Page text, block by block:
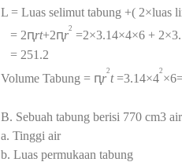
L = Luas selimut tabung +( 2×luas
= 2ԥrt+2ԥr
2
=2×3.14×4×6 +
= 251.2
Volume Tabung = ԥr
2
t =3.14×4
2
B. Sebuah tabung berisi 770 cm3
a. Tinggi air
b. Luas permukaan tabung